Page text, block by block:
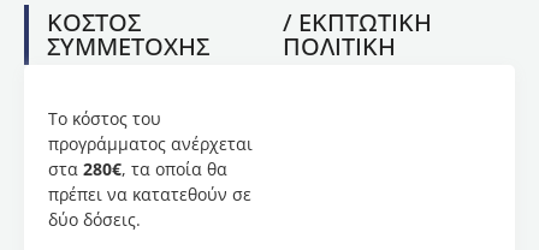
Θεσσαλονίκης
εξειδικευμένος
ΚΟΣΤΟΣ
ΣΥΜΜΕΤΟΧΗΣ
/ ΕΚΠΤΩΤΙΚΗ
ΠΟΛΙΤΙΚΗ
Το κόστος του
προγράμματος ανέρχεται
στα 280€, τα οποία θα
πρέπει να κατατεθούν σε
δύο δόσεις.